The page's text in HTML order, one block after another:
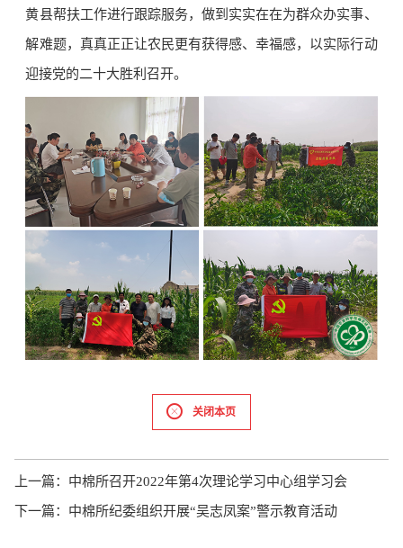
黄县帮扶工作进行跟踪服务，做到实实在在为群众办实事、
解难题，真真正正让农民更有获得感、幸福感，以实际行动
迎接党的二十大胜利召开。
关闭本页
上一篇： 中棉所召开2022年第4次理论学习中心组学习会
下一篇： 中棉所纪委组织开展“吴志凤案”警示教育活动